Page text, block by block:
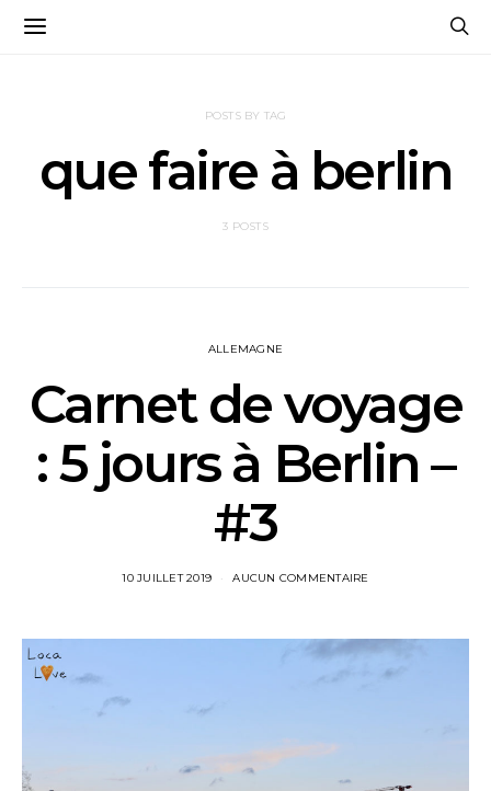
POSTS BY TAG
que faire à berlin
3 POSTS
ALLEMAGNE
Carnet de voyage
: 5 jours à Berlin –
#3
10 JUILLET 2019 AUCUN COMMENTAIRE